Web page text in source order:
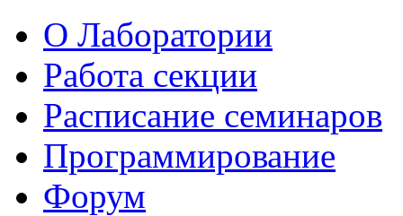
О Лаборатории
Работа секции
Расписание семинаров
Программирование
Форум